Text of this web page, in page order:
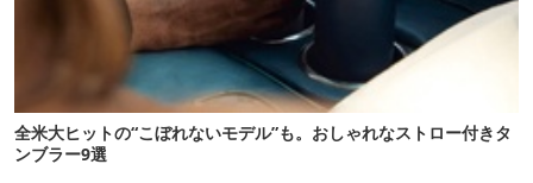
全米大ヒットの“こぼれないモデル”も。おしゃれなストロー付きタ
ンブラー9選